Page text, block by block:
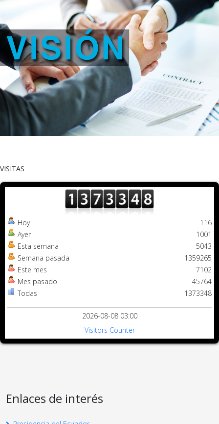
VISITAS
Hoy
Ayer
Esta semana
Semana pasada
Este mes
Mes pasado
Todas
116
1001
5043
1359265
7102
45764
1373348
2026-08-08 03:00
Visitors Counter
Enlaces de interés